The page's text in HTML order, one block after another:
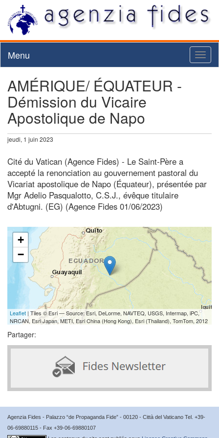
Menu
AMÉRIQUE/ ÉQUATEUR -
Démission du Vicaire
Apostolique de Napo
jeudi, 1 juin 2023
Cité du Vatican (Agence Fides) - Le Saint-Père a
accepté la renonciation au gouvernement pastoral du
Vicariat apostolique de Napo (Équateur), présentée par
Mgr Adelio Pasqualotto, C.S.J., évêque titulaire
d'Abtugni. (EG) (Agence Fides 01/06/2023)
+
−
Leaflet | Tiles © Esri — Source: Esri, DeLorme, NAVTEQ, USGS, Intermap, iPC,
NRCAN, Esri Japan, METI, Esri China (Hong Kong), Esri (Thailand), TomTom, 2012
Partager:
Agenzia Fides - Palazzo “de Propaganda Fide” - 00120 - Città del Vaticano Tel. +39-
06-69880115 - Fax +39-06-69880107